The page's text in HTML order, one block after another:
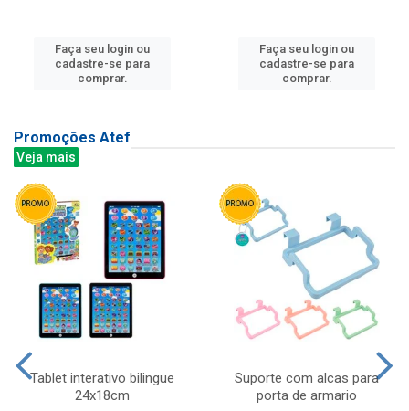
Faça seu login ou
cadastre-se para
comprar.
Faça seu login ou
cadastre-se para
comprar.
Promoções Atef
Veja mais
Tablet interativo bilingue
24x18cm
Suporte com alcas para
porta de armario